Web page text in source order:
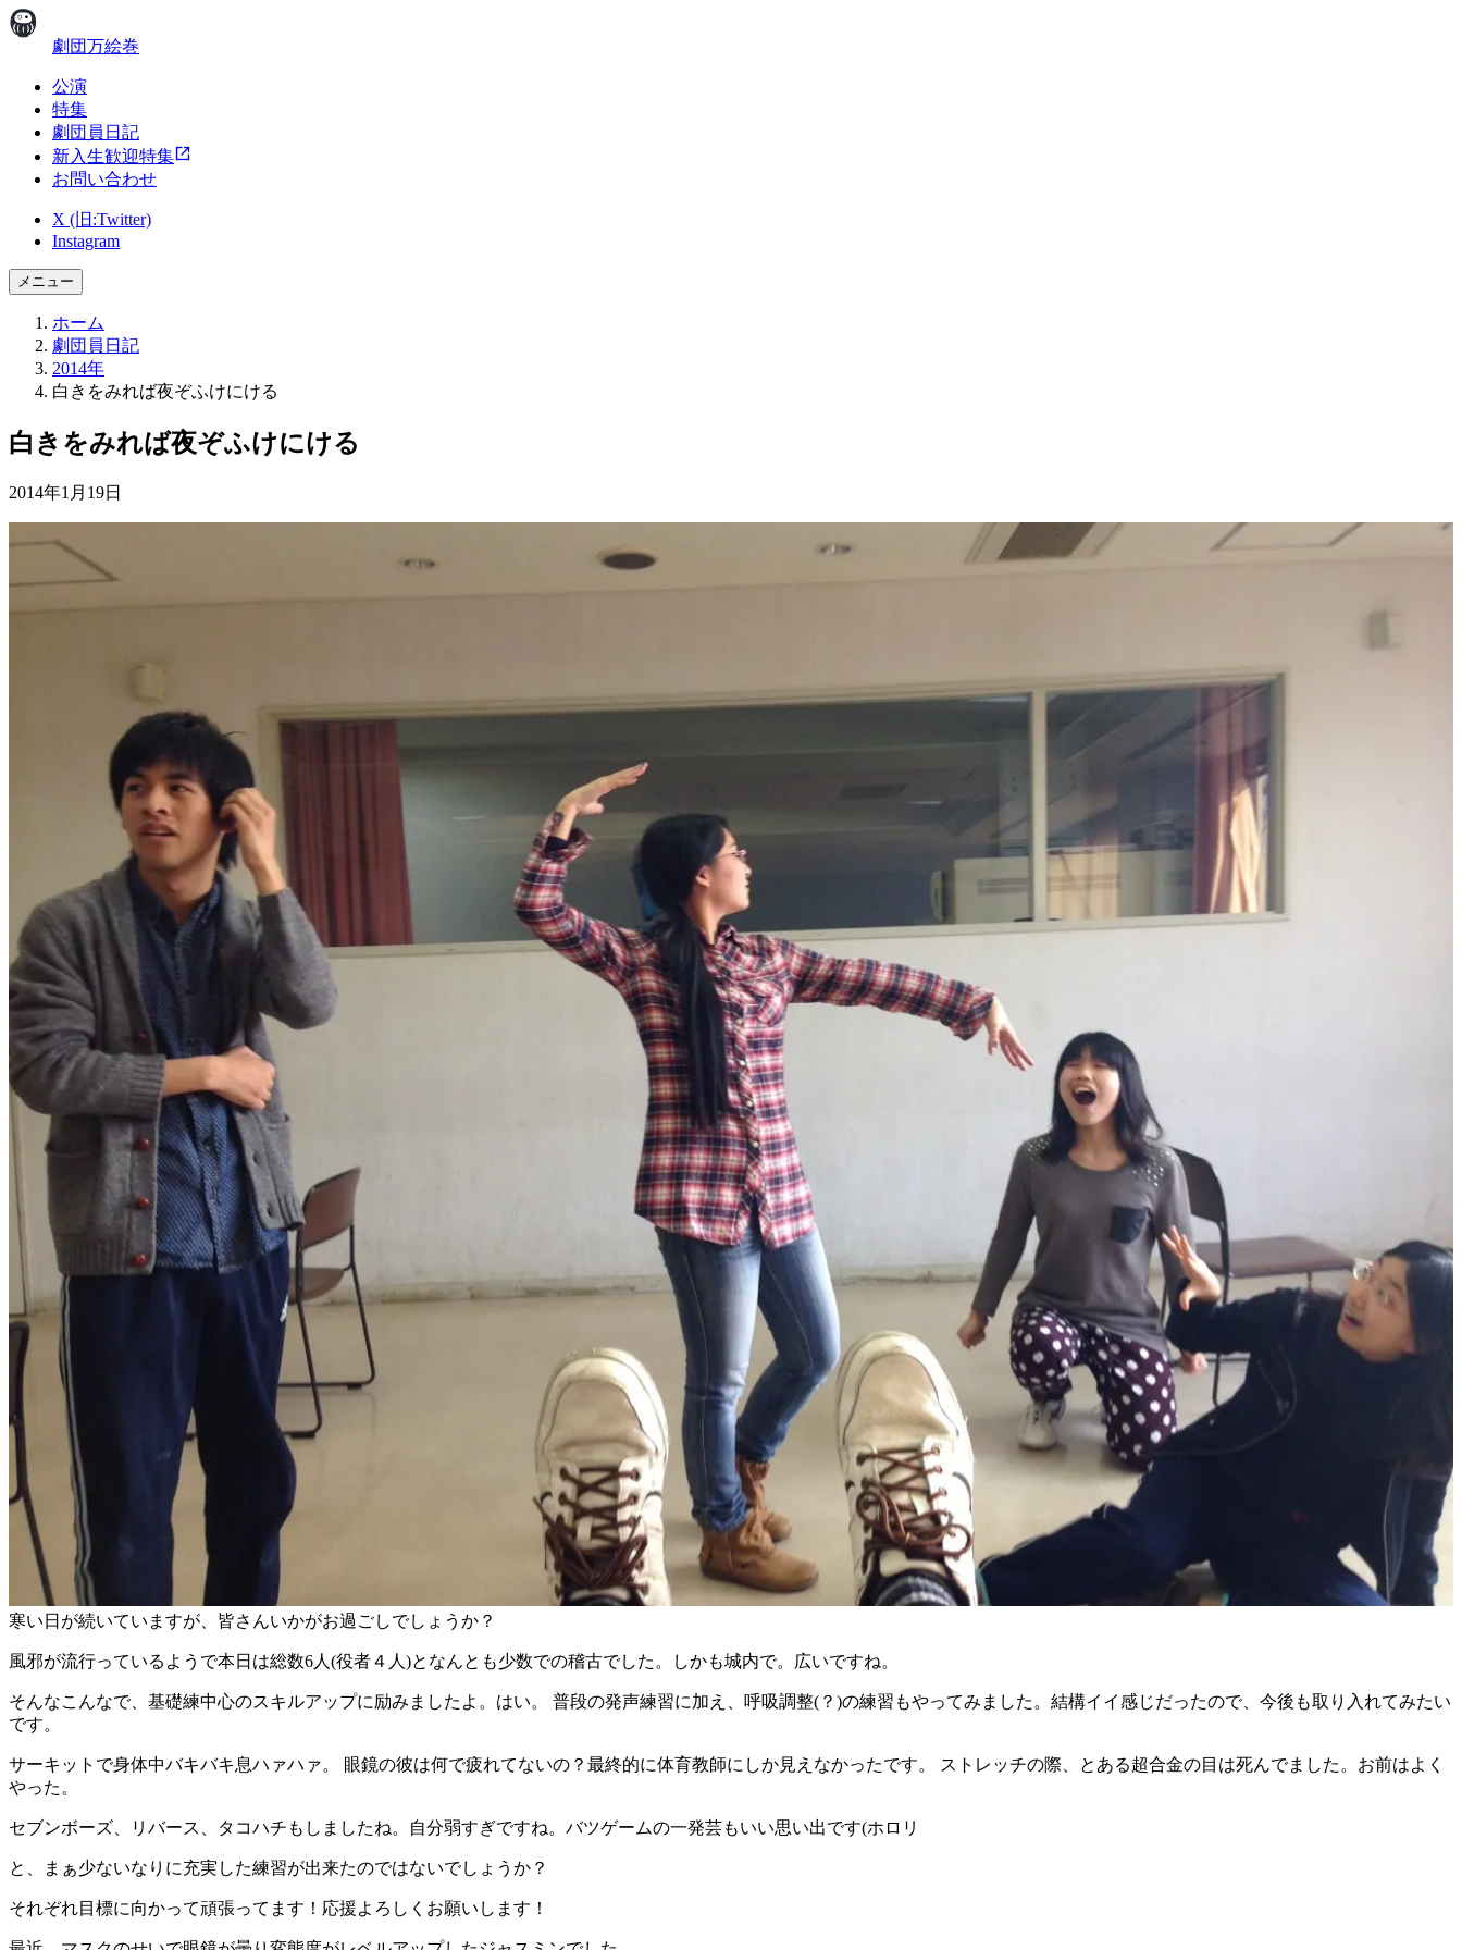
劇団万絵巻
公演
特集
劇団員日記
新入生歓迎特集
お問い合わせ
X (旧:Twitter)
Instagram
メニュー
ホーム
劇団員日記
2014年
白きをみれば夜ぞふけにける
白きをみれば夜ぞふけにける
2014年1月19日
寒い日が続いていますが、皆さんいかがお過ごしでしょうか？
風邪が流行っているようで本日は総数6人(役者４人)となんとも少数での稽古でした。しかも城内で。広いですね。
そんなこんなで、基礎練中心のスキルアップに励みましたよ。はい。 普段の発声練習に加え、呼吸調整(？)の練習もやってみました。結構イイ感じだったので、今後も取り入れてみたい
です。
サーキットで身体中バキバキ息ハァハァ。 眼鏡の彼は何で疲れてないの？最終的に体育教師にしか見えなかったです。 ストレッチの際、とある超合金の目は死んでました。お前はよく
やった。
セブンボーズ、リバース、タコハチもしましたね。自分弱すぎですね。バツゲームの一発芸もいい思い出です(ホロリ
と、まぁ少ないなりに充実した練習が出来たのではないでしょうか？
それぞれ目標に向かって頑張ってます！応援よろしくお願いします！